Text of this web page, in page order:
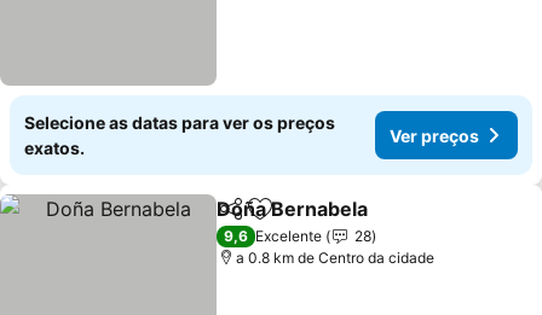
Selecione as datas para ver os preços
exatos.
Ver preços
PartilharAdicionar aos favoritos
Doña Bernabela
9,6 Excelente
28
a 0.8 km de Centro da cidade